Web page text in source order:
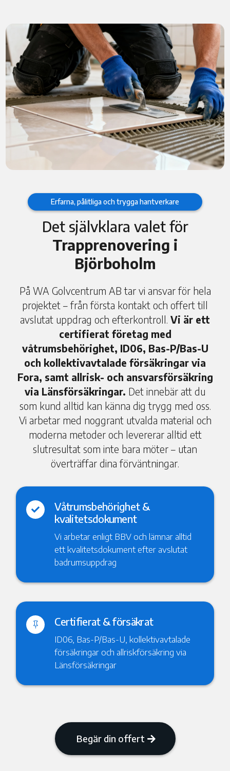
Erfarna, pålitliga och trygga hantverkare
Det självklara valet för
Trapprenovering i
Björboholm
På WA Golvcentrum AB tar vi ansvar för hela
projektet – från första kontakt och offert till
avslutat uppdrag och efterkontroll. Vi är ett
certifierat företag med
våtrumsbehörighet, ID06, Bas-P/Bas-U
och kollektivavtalade försäkringar via
Fora, samt allrisk- och ansvarsförsäkring
via Länsförsäkringar. Det innebär att du
som kund alltid kan känna dig trygg med oss.
Vi arbetar med noggrant utvalda material och
moderna metoder och levererar alltid ett
slutresultat som inte bara möter – utan
överträffar dina förväntningar.

Våtrumsbehörighet &
kvalitetsdokument
Vi arbetar enligt BBV och lämnar alltid
ett kvalitetsdokument efter avslutat
badrumsuppdrag
 Certifierat & försäkrat
ID06, Bas-P/Bas-U, kollektivavtalade
försäkringar och allriskförsäkring via
Länsförsäkringar
Begär din offert